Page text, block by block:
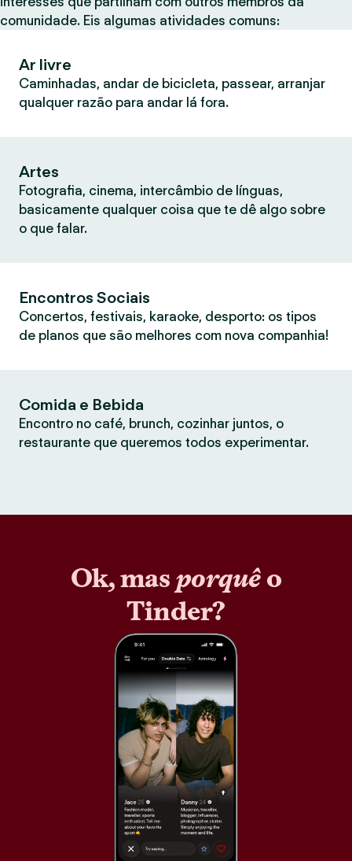
comunidade. Eis algumas atividades comuns:
Ar livre
Caminhadas, andar de bicicleta, passear, arranjar
qualquer razão para andar lá fora.
Artes
Fotografia, cinema, intercâmbio de línguas,
basicamente qualquer coisa que te dê algo sobre
o que falar.
Encontros Sociais
Concertos, festivais, karaoke, desporto: os tipos
de planos que são melhores com nova companhia!
Comida e Bebida
Encontro no café, brunch, cozinhar juntos, o
restaurante que queremos todos experimentar.
Ok, masporquêo
Tinder?